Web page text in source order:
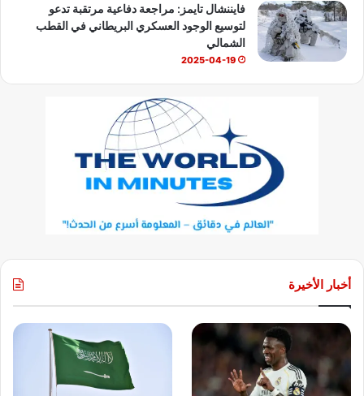
فايننشال تايمز: مراجعة دفاعية مرتقبة تدعو
لتوسيع الوجود العسكري البريطاني في القطب
الشمالي
2025-04-19
أخبار الأخيرة